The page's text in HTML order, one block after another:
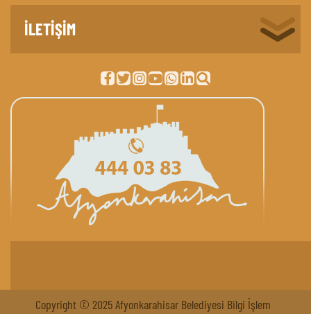
İLETİŞİM
Copyright © 2025 Afyonkarahisar Belediyesi Bilgi İşlem